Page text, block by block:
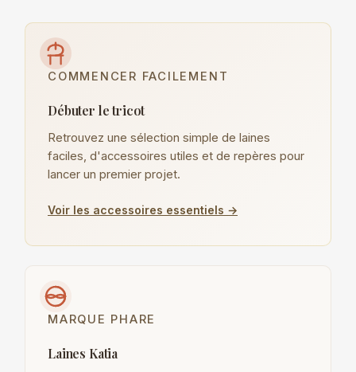
COMMENCER FACILEMENT
Débuter le tricot
Retrouvez une sélection simple de laines
faciles, d'accessoires utiles et de repères pour
lancer un premier projet.
Voir les accessoires essentiels →
MARQUE PHARE
Laines Katia